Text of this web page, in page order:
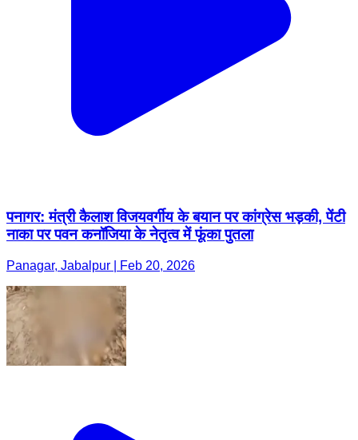
पनागर: मंत्री कैलाश विजयवर्गीय के बयान पर कांग्रेस भड़की, पेंटी
नाका पर पवन कनॉजिया के नेतृत्व में फूंका पुतला
Panagar, Jabalpur | Feb 20, 2026